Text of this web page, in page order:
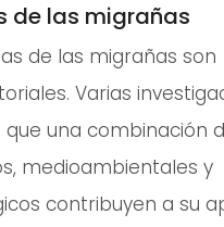
de las migrañas
de las migrañas son
Varias
que una combinación
medioambientales y
contribuyen a su